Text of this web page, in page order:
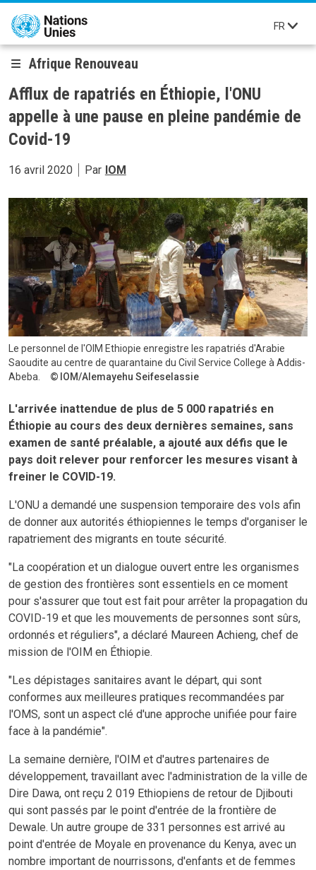
Aller au contenu principal
FR
Afrique Renouveau
Afflux de rapatriés en Éthiopie, l'ONU
appelle à une pause en pleine pandémie de
Covid-19
16 avril 2020 Par IOM
Le personnel de l'OIM Ethiopie enregistre les rapatriés d'Arabie
Saoudite au centre de quarantaine du Civil Service College à Addis-
Abeba.
IOM/Alemayehu Seifeselassie
L'arrivée inattendue de plus de 5 000 rapatriés en
Éthiopie au cours des deux dernières semaines, sans
examen de santé préalable, a ajouté aux défis que le
pays doit relever pour renforcer les mesures visant à
freiner le COVID-19.
L'ONU a demandé une suspension temporaire des vols afin
de donner aux autorités éthiopiennes le temps d'organiser le
rapatriement des migrants en toute sécurité.
"La coopération et un dialogue ouvert entre les organismes
de gestion des frontières sont essentiels en ce moment
pour s'assurer que tout est fait pour arrêter la propagation du
COVID-19 et que les mouvements de personnes sont sûrs,
ordonnés et réguliers", a déclaré Maureen Achieng, chef de
mission de l'OIM en Éthiopie.
"Les dépistages sanitaires avant le départ, qui sont
conformes aux meilleures pratiques recommandées par
l'OMS, sont un aspect clé d'une approche unifiée pour faire
face à la pandémie".
La semaine dernière, l'OIM et d'autres partenaires de
développement, travaillant avec l'administration de la ville de
Dire Dawa, ont reçu 2 019 Ethiopiens de retour de Djibouti
qui sont passés par le point d'entrée de la frontière de
Dewale. Un autre groupe de 331 personnes est arrivé au
point d'entrée de Moyale en provenance du Kenya, avec un
nombre important de nourrissons, d'enfants et de femmes